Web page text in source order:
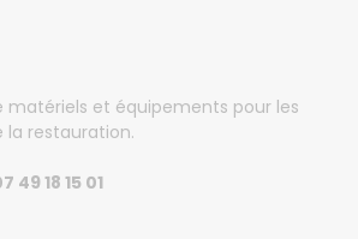
matériels et équipements pour les
la restauration.
49 18 15 01